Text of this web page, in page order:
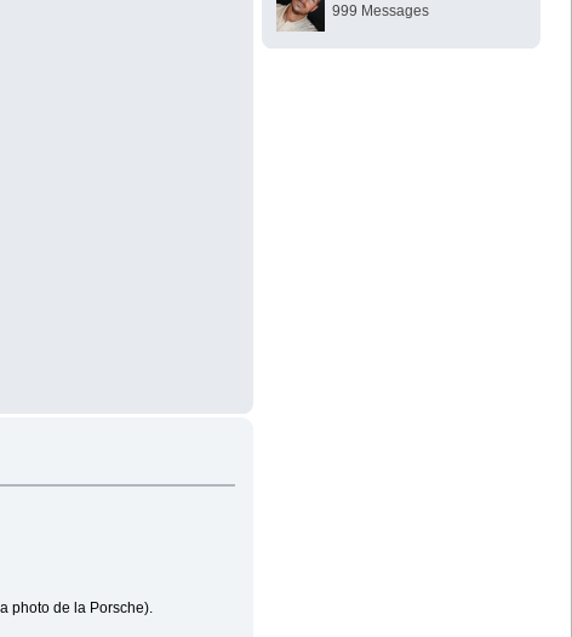
photo de la Porsche).
999 Messages